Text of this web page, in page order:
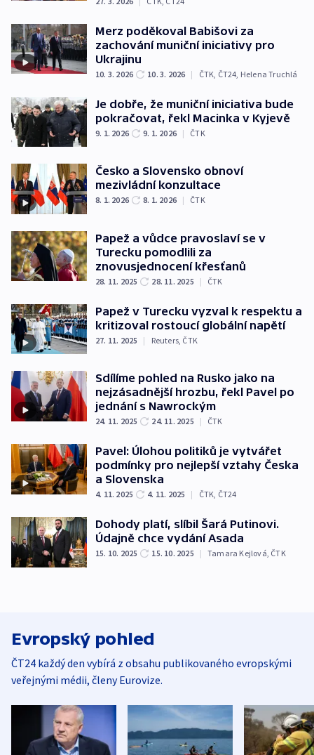
Merz poděkoval Babišovi za
zachování muniční iniciativy pro
Ukrajinu
10. 3. 2026 10. 3. 2026 | ČTK ČT24 Helena Truchlá
Je dobře, že muniční iniciativa bude
pokračovat, řekl Macinka v Kyjevě
9. 1. 2026 9. 1. 2026 | ČTK
Česko a Slovensko obnoví
mezivládní konzultace
8. 1. 2026 8. 1. 2026 | ČTK
Papež a vůdce pravoslaví se v
Turecku pomodlili za
znovusjednocení křesťanů
28. 11. 2025 28. 11. 2025 | ČTK
Papež v Turecku vyzval k respektu a
kritizoval rostoucí globální napětí
27. 11. 2025 | Reuters ČTK
Sdílíme pohled na Rusko jako na
nejzásadnější hrozbu, řekl Pavel po
jednání s Nawrockým
24. 11. 2025 24. 11. 2025 | ČTK
Pavel: Úlohou politiků je vytvářet
podmínky pro nejlepší vztahy Česka
a Slovenska
4. 11. 2025 4. 11. 2025 | ČTK, ČT24
Dohody platí, slíbil Šará Putinovi.
Údajně chce vydání Asada
15. 10. 2025 15. 10. 2025 | Tamara Kejlová, ČTK
Evropský pohled
ČT24 každý den vybírá z obsahu publikovaného evropskými
veřejnými médii, členy Eurovize.